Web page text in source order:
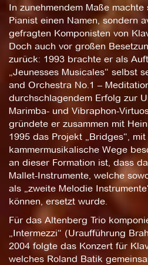
In zunehmendem Maße
Pianist einen Namen, sondern
gefragten Komponisten von
Doch auch vor großen
zurück: 1993 brachte er als
„Jeunesses Musicales“ selbst
and Orchestra No.1 –
durchschlagendem Erfolg zur
Marimba- und Vibraphon-
gründete er zusammen mit
1995 das Projekt „Bridges“,
kammermusikalische Wege
an dieser Formation ist, dass
Mallet-Instrumente, welche
als „zweite Melodie
können, ersetzt wurde.
Für das Altenberg Trio
„Intermezzi“ (Uraufführung
2004 folgte das Konzert für
welches Roland Batik